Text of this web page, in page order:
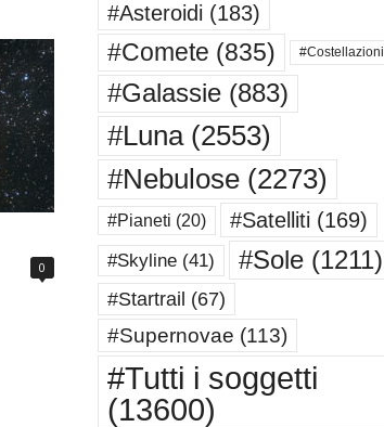
0
#Asteroidi (183)
#Comete (835) #Costellazioni
#Galassie(883)
#Luna(2553)
#Nebulose(2273)
#Pianeti (20) #Satelliti (169)
#Skyline(41) #Sole(1211)
#Startrail (67)
#Supernovae (113)
#Tutti i soggetti
(13600)